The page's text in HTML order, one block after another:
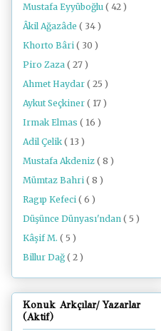
Mustafa Eyyüboğlu ( 42 )
Âkil Ağazâde ( 34 )
Khorto Bâri ( 30 )
Piro Zaza ( 27 )
Ahmet Haydar ( 25 )
Aykut Seçkiner ( 17 )
Irmak Elmas ( 16 )
Adil Çelik ( 13 )
Mustafa Akdeniz ( 8 )
Mümtaz Bahri ( 8 )
Ragıp Kefeci ( 6 )
Düşünce Dünyası'ndan ( 5 )
Kâşif M. ( 5 )
Billur Dağ ( 2 )
Konuk Arkçılar/ Yazarlar
(Aktif)